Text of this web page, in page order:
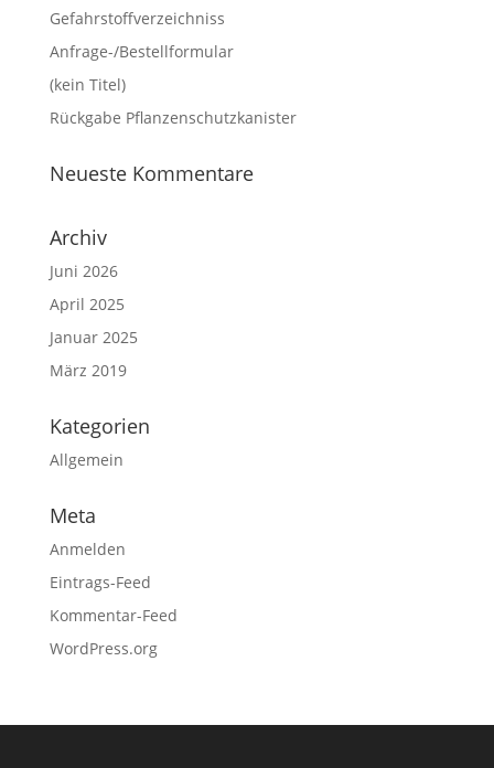
Gefahrstoffverzeichniss
Anfrage-/Bestellformular
(kein Titel)
Rückgabe Pflanzenschutzkanister
Neueste Kommentare
Archiv
Juni 2026
April 2025
Januar 2025
März 2019
Kategorien
Allgemein
Meta
Anmelden
Eintrags-Feed
Kommentar-Feed
WordPress.org